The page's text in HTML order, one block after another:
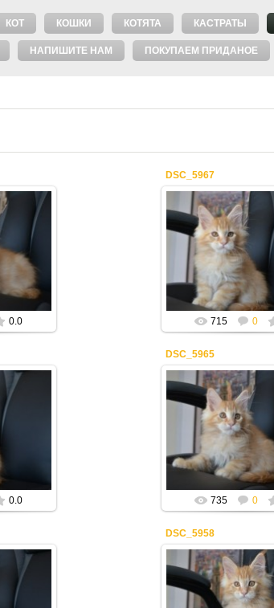
КОТ КОШКИ КОТЯТА КАСТРАТЫ
НАПИШИТЕ НАМ ПОКУПАЕМ ПРИДАНОЕ
0.0
DSC_5967
08.04.2019
Mila2409
715 0
0.0
DSC_5965
08.04.2019
Mila2409
735 0
DSC_5958
08.04.2019